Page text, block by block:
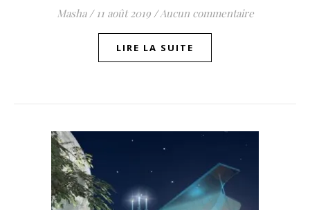
Masha / 11 août 2019 /Aucun commentaire
LIRE LA SUITE